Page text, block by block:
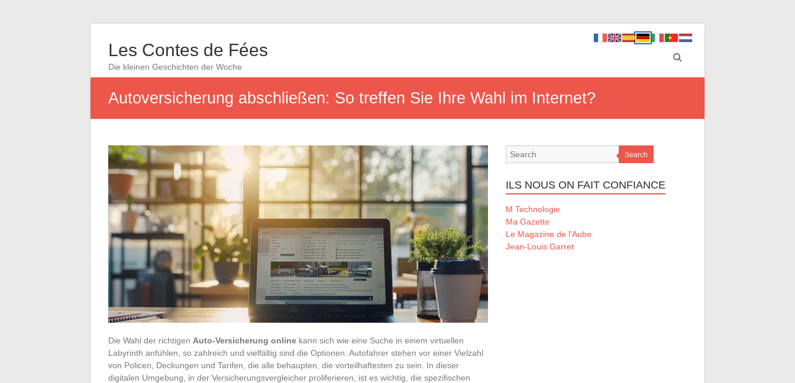
Les Contes de Fées
Die kleinen Geschichten der Woche
Autoversicherung abschließen: So treffen Sie Ihre Wahl im Internet?
Die Wahl der richtigen Auto-Versicherung online kann sich wie eine Suche in einem virtuellen
Labyrinth anfühlen, so zahlreich und vielfältig sind die Optionen. Autofahrer stehen vor einer Vielzahl
von Policen, Deckungen und Tarifen, die alle behaupten, die vorteilhaftesten zu sein. In dieser
digitalen Umgebung, in der Versicherungsvergleicher proliferieren, ist es wichtig, die spezifischen
Search
ILS NOUS ON FAIT CONFIANCE
M Technologie
Ma Gazette
Le Magazine de l'Aube
Jean-Louis Garret